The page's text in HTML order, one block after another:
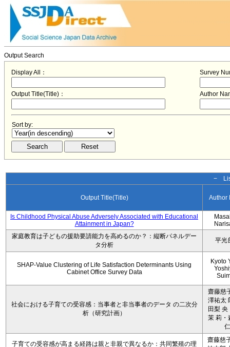
Output Search
Display All： Survey
Output Title(Title)： Author
Sort by:
−
Output Title(Title) Author
Is Childhood Physical Abuse Adversely Associated with Educational
Attainment in Japan?
家庭教育は子どもの援助要請能力を高めるのか？：縦断パネルデー
タ分析
平光
SHAP-Value Clustering of Life Satisfaction Determinants Using
Cabinet Office Survey Data
Kyoto
社会における子育ての受容感：当事者と非当事者のデータ の二次分
析（研究計画）
齋藤慈
澤祐太
田梨 央
茉 莉・
仁
子育ての受容感が高まる経路は親と非親で異なるか：共同繁殖の理
齋藤慈